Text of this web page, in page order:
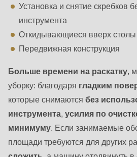
Установка и снятие скребков
инструмента
Откидывающиеся вверх столы
Передвижная конструкция
Больше времени на раскатку ,
уборку: благодаря гладким
которые снимаются без
инструмента усилия по
минимуму . Если занимаемые
площади требуются для других